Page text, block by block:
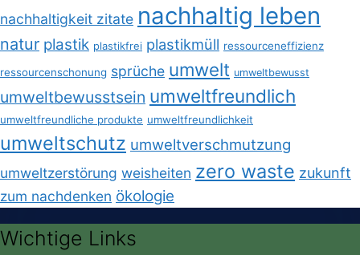
nachhaltigkeit zitate nachhaltig leben
natur plastik plastikfrei plastikmüll ressourceneffizienz
ressourcenschonung sprüche umwelt umweltbewusst
umweltbewusstsein umweltfreundlich
umweltfreundliche produkte umweltfreundlichkeit
umweltschutz umweltverschmutzung
umweltzerstörung weisheiten zero waste zukunft
zum nachdenken ökologie
Wichtige Links